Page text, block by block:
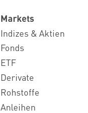
Markets
Indizes & Aktien
Fonds
ETF
Derivate
Rohstoffe
Anleihen